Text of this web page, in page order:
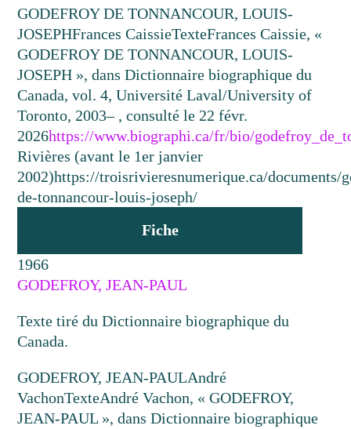
GODEFROY DE TONNANCOUR, LOUIS-
JOSEPHFrances CaissieTexteFrances Caissie, «
GODEFROY DE TONNANCOUR, LOUIS-
JOSEPH », dans Dictionnaire biographique du
Canada, vol. 4, Université Laval/University of
Toronto, 2003– , consulté le 22 févr.
2026https://www.biographi.ca/fr/bio/
Rivières (avant le 1er janvier
2002)https://troisrivieresnumerique.ca/documents/
de-tonnancour-louis-joseph/
Fiche
1966
GODEFROY, JEAN-PAUL
Texte tiré du Dictionnaire biographique du
Canada.
GODEFROY, JEAN-PAULAndré
VachonTexteAndré Vachon, « GODEFROY,
JEAN-PAUL », dans Dictionnaire biographique